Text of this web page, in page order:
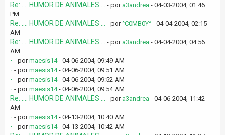
Re: .... HUMOR DE ANIMALES ... - por a3andrea - 04-03-2004, 01:46
PM
Re: .... HUMOR DE ANIMALES ... - por^C0MB0Y^ - 04-04-2004, 02:15
AM
Re: .... HUMOR DE ANIMALES ... - por a3andrea - 04-04-2004, 04:56
AM
- - pormaesis14- 04-06-2004, 09:49 AM
- - pormaesis14- 04-06-2004, 09:51 AM
- - pormaesis14- 04-06-2004, 09:52 AM
- - pormaesis14- 04-06-2004, 09:54 AM
Re: .... HUMOR DE ANIMALES ... - por a3andrea - 04-06-2004, 11:42
AM
- - pormaesis14- 04-13-2004, 10:40 AM
- - pormaesis14- 04-13-2004, 10:42 AM